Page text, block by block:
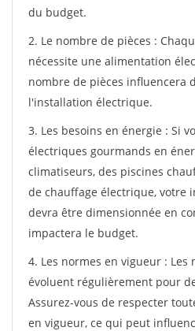
du budget.
2. Le nombre de pièces :
nécessite une alimentation
nombre de pièces influencera
l'installation électrique.
3. Les besoins en énergie : Si
électriques gourmands en
climatiseurs, des piscines
de chauffage électrique, votre
devra être dimensionnée en
impactera le budget.
4. Les normes en vigueur : Les
évoluent régulièrement pour
Assurez-vous de respecter
en vigueur, ce qui peut